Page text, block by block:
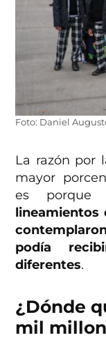
Foto: Daniel
La razón por
mayor
es porque
lineamientos
podía
diferentes.
¿Dónde
mil